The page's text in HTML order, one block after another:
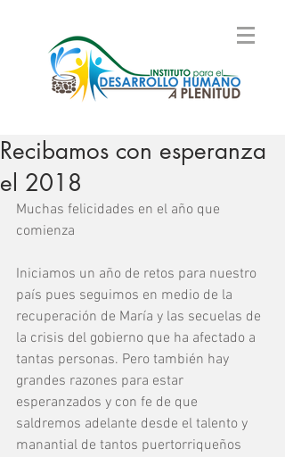
Recibamos con esperanza
el 2018
Muchas felicidades en el año que
comienza
Iniciamos un año de retos para nuestro
país pues seguimos en medio de la
recuperación de María y las secuelas de
la crisis del gobierno que ha afectado a
tantas personas. Pero también hay
grandes razones para estar
esperanzados y con fe de que
saldremos adelante desde el talento y
manantial de tantos puertorriqueños